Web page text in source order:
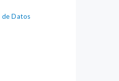
de Datos